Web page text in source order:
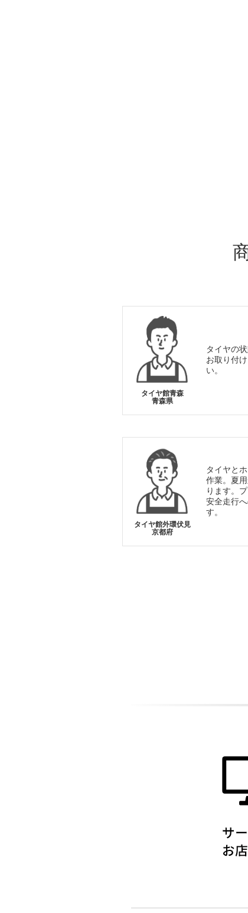
タイヤ館青森
青森県
タイヤの
お取り付
い。
タイヤ館外環伏見
京都府
タイヤと
作業。夏
ります。
安全走行
す。